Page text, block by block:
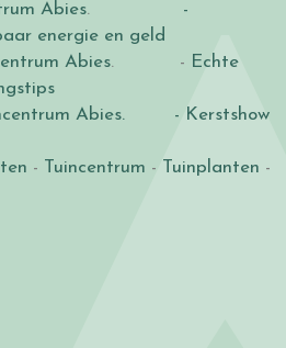
Abies.
-
energie en geld
Abies. - Echte
Abies.
- Kerstshow
- Tuincentrum - Tuinplanten -